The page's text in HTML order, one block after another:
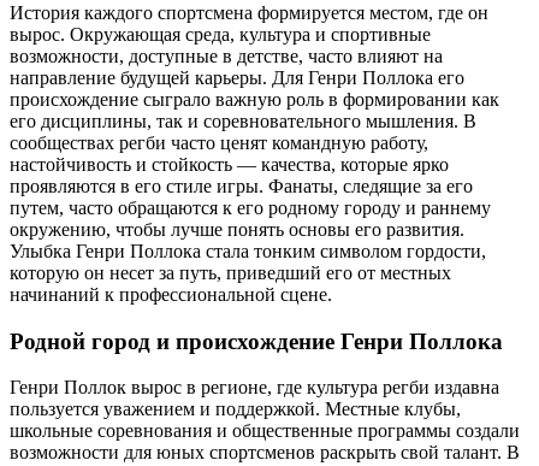
История каждого спортсмена формируется местом, где он
вырос. Окружающая среда, культура и спортивные
возможности, доступные в детстве, часто влияют на
направление будущей карьеры. Для Генри Поллока его
происхождение сыграло важную роль в формировании как
его дисциплины, так и соревновательного мышления. В
сообществах регби часто ценят командную работу,
настойчивость и стойкость — качества, которые ярко
проявляются в его стиле игры. Фанаты, следящие за его
путем, часто обращаются к его родному городу и раннему
окружению, чтобы лучше понять основы его развития.
Улыбка Генри Поллока стала тонким символом гордости,
которую он несет за путь, приведший его от местных
начинаний к профессиональной сцене.
Родной город и происхождение Генри Поллока
Генри Поллок вырос в регионе, где культура регби издавна
пользуется уважением и поддержкой. Местные клубы,
школьные соревнования и общественные программы создали
возможности для юных спортсменов раскрыть свой талант. В